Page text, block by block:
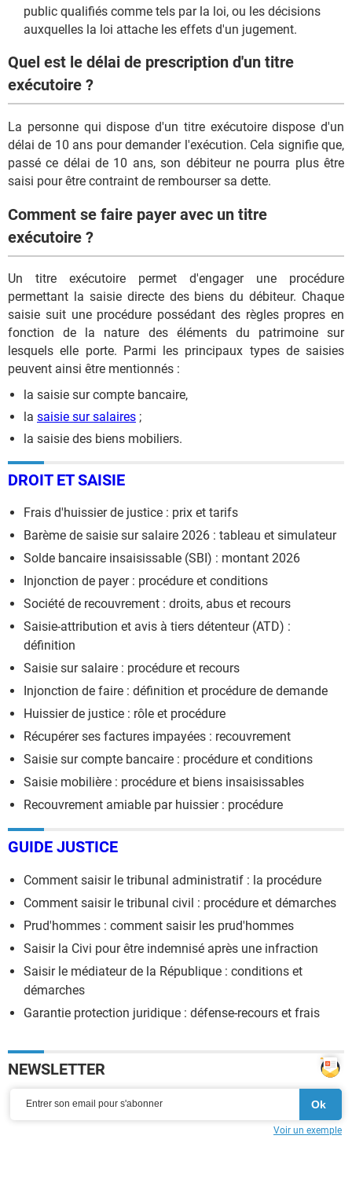
public qualifiés comme tels par la loi, ou les décisions
auxquelles la loi attache les effets d'un jugement.
Quel est le délai de prescription d'un titre
exécutoire ?
La personne qui dispose d'un titre exécutoire dispose d'un
délai de 10 ans pour demander l'exécution. Cela signifie que,
passé ce délai de 10 ans, son débiteur ne pourra plus être
saisi pour être contraint de rembourser sa dette.
Comment se faire payer avec un titre
exécutoire ?
Un titre exécutoire permet d'engager une procédure
permettant la saisie directe des biens du débiteur. Chaque
saisie suit une procédure possédant des règles propres en
fonction de la nature des éléments du patrimoine sur
lesquels elle porte. Parmi les principaux types de saisies
peuvent ainsi être mentionnés :
la saisie sur compte bancaire,
la saisie sur salaires ;
la saisie des biens mobiliers.
DROIT ET SAISIE
Frais d'huissier de justice : prix et tarifs
Barème de saisie sur salaire 2026 : tableau et simulateur
Solde bancaire insaisissable (SBI) : montant 2026
Injonction de payer : procédure et conditions
Société de recouvrement : droits, abus et recours
Saisie-attribution et avis à tiers détenteur (ATD) :
définition
Saisie sur salaire : procédure et recours
Injonction de faire : définition et procédure de demande
Huissier de justice : rôle et procédure
Récupérer ses factures impayées : recouvrement
Saisie sur compte bancaire : procédure et conditions
Saisie mobilière : procédure et biens insaisissables
Recouvrement amiable par huissier : procédure
GUIDE JUSTICE
Comment saisir le tribunal administratif : la procédure
Comment saisir le tribunal civil : procédure et démarches
Prud'hommes : comment saisir les prud'hommes
Saisir la Civi pour être indemnisé après une infraction
Saisir le médiateur de la République : conditions et
démarches
Garantie protection juridique : défense-recours et frais
NEWSLETTER
Voir un exemple